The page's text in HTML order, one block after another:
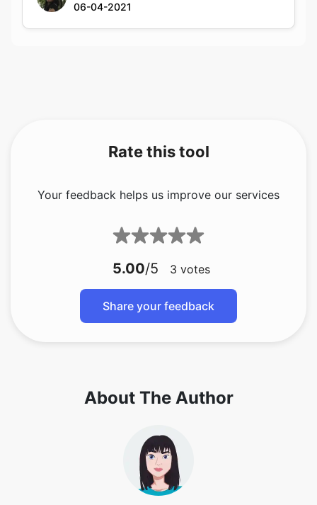
06-04-2021
Rate this tool
Your feedback helps us improve our services
5.00/5 3 votes
Share your feedback
About The Author